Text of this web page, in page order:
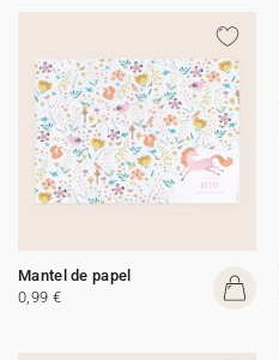
Mantel de papel
0,99 €